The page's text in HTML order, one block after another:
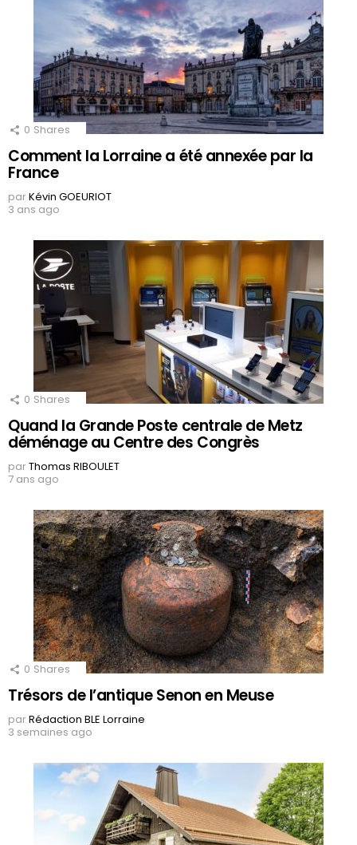
0 Shares
Comment la Lorraine a été annexée par la
France
parKévin GOEURIOT
3 ans ago
0 Shares
Quand la Grande Poste centrale de Metz
déménage au Centre des Congrès
parThomas RIBOULET
7 ans ago
0 Shares
Trésors de l’antique Senon en Meuse
parRédaction BLE Lorraine
3 semaines ago